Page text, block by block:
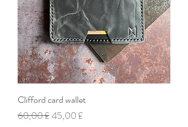
Clifford card wallet
Preço normal
60,00 £Preço promocional
45,00 £